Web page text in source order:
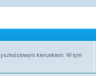
kierunkiem. W tym